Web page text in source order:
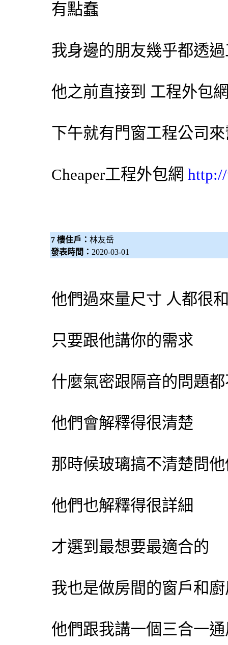
有點蠢
我身邊的朋友幾乎都透
他之前直接到 工程外包
下午就有門窗工程公司
Cheaper工程外包網
7 樓住戶： 林友岳
發表時間： 2020-03-01
他們過來量尺寸 人都很
只要跟他講你的需求
什麼氣密跟隔音的問題
他們會解釋得很清楚
那時候玻璃搞不清楚問
他們也解釋得很詳細
才選到最想要最適合的
我也是做房間的窗戶和
他們跟我講一個三合一